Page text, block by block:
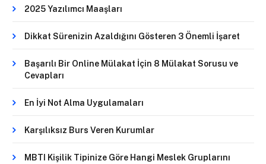
2025 Yazılımcı Maaşları
Dikkat Sürenizin Azaldığını Gösteren 3 Önemli İşaret
Başarılı Bir Online Mülakat İçin 8 Mülakat Sorusu ve
Cevapları
En İyi Not Alma Uygulamaları
Karşılıksız Burs Veren Kurumlar
MBTI Kişilik Tipinize Göre Hangi Meslek Gruplarını